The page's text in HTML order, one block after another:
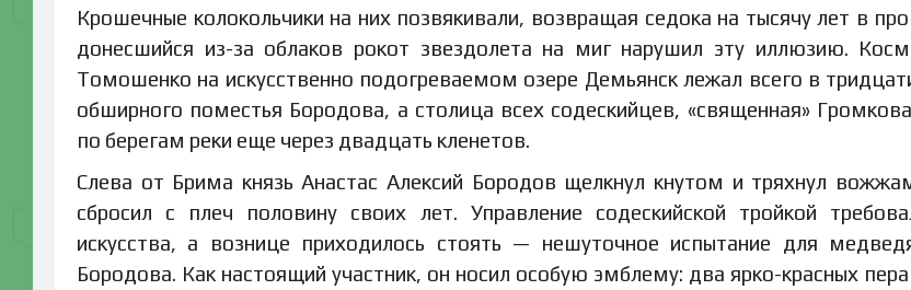
Крошечные колокольчики на них позвякивали, возвращая седока на тысячу лет в
донесшийся из-за облаков рокот звездолета на миг нарушил эту иллюзию.
Томошенко на искусственно подогреваемом озере Демьянск лежал всего в
обширного поместья Бородова, а столица всех содескийцев, «священная»
по берегам реки еще через двадцать кленетов.
Слева от Брима князь Анастас Алексий Бородов щелкнул кнутом и тряхнул
сбросил с плеч половину своих лет. Управление содескийской тройкой
искусства, а вознице приходилось стоять — нешуточное испытание для
Бородова. Как настоящий участник, он носил особую эмблему: два ярко-красных пера